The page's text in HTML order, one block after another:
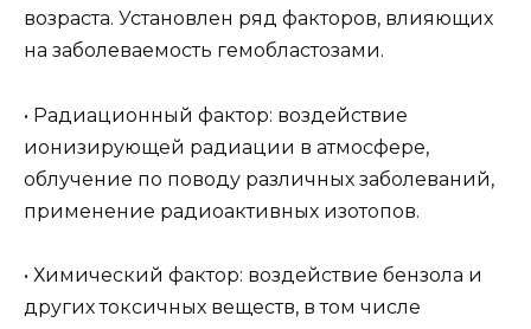
возраста. Установлен ряд факторов, влияющих
на заболеваемость гемобластозами.
• Радиационный фактор: воздействие
ионизирующей радиации в атмосфере,
облучение по поводу различных заболеваний,
применение радиоактивных изотопов.
• Химический фактор: воздействие бензола и
других токсичных веществ, в том числе